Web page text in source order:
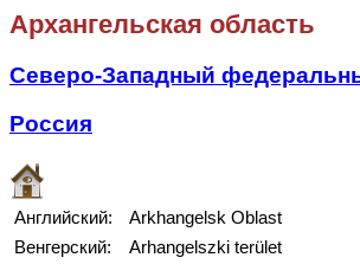
Архангельская область
Северо-Западный
Россия
Английский:
Arkhangelsk Oblast
Венгерский:
Arhangelszki terület